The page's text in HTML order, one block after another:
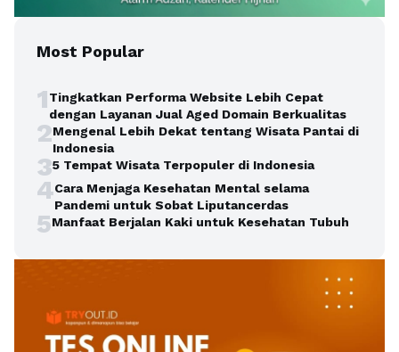
Most Popular
1Tingkatkan Performa Website Lebih Cepat
dengan Layanan Jual Aged Domain Berkualitas
2Mengenal Lebih Dekat tentang Wisata Pantai di
Indonesia
35 Tempat Wisata Terpopuler di Indonesia
4Cara Menjaga Kesehatan Mental selama
Pandemi untuk Sobat Liputancerdas
5Manfaat Berjalan Kaki untuk Kesehatan Tubuh